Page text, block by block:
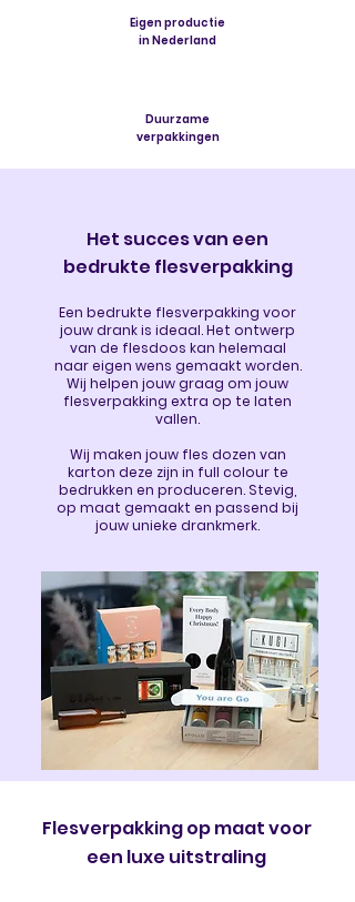
Eigen productie
in Nederland
Duurzame
verpakkingen
Het succes van een
bedrukte flesverpakking
Een bedrukte flesverpakking voor
jouw drank is ideaal. Het ontwerp
van de flesdoos kan helemaal
naar eigen wens gemaakt worden.
Wij helpen jouw graag om jouw
flesverpakking extra op te laten
vallen.
Wij maken jouw fles dozen van
karton deze zijn in full colour te
bedrukken en produceren. Stevig,
op maat gemaakt en passend bij
jouw unieke drankmerk.
Flesverpakking op maat voor
een luxe uitstraling